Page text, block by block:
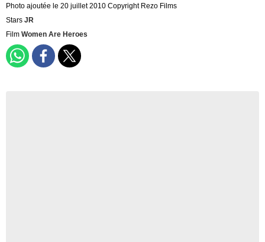
Photo ajoutée le 20 juillet 2010 Copyright Rezo Films
Stars JR
Film Women Are Heroes